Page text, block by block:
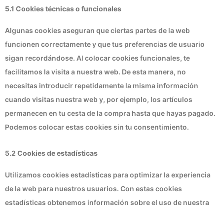
5.1 Cookies técnicas o funcionales
Algunas cookies aseguran que ciertas partes de la web
funcionen correctamente y que tus preferencias de usuario
sigan recordándose. Al colocar cookies funcionales, te
facilitamos la visita a nuestra web. De esta manera, no
necesitas introducir repetidamente la misma información
cuando visitas nuestra web y, por ejemplo, los artículos
permanecen en tu cesta de la compra hasta que hayas pagado.
Podemos colocar estas cookies sin tu consentimiento.
5.2 Cookies de estadísticas
Utilizamos cookies estadísticas para optimizar la experiencia
de la web para nuestros usuarios. Con estas cookies
estadísticas obtenemos información sobre el uso de nuestra